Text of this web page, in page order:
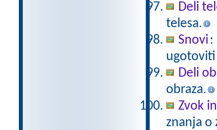
Deli
telesa.
Snovi :
Deli
obraza.
Zvok
znanja o